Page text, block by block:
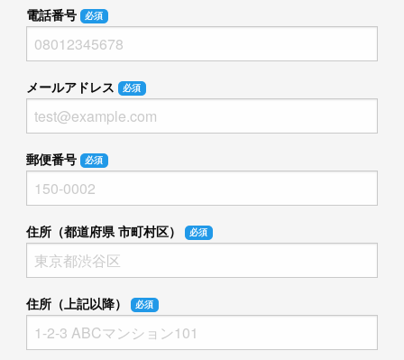
電話番号 必須
メールアドレス 必須
郵便番号 必須
住所（都道府県 市町村区） 必須
住所（上記以降） 必須